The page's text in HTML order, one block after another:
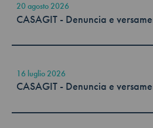
20 agosto 2026
CASAGIT - Denuncia e
16 luglio 2026
CASAGIT - Denuncia e